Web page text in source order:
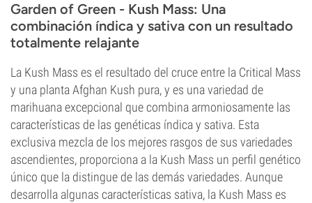
Garden of Green - Kush Mass: Una
combinación índica y sativa con un resultado
totalmente relajante
La Kush Mass es el resultado del cruce entre la Critical Mass
y una planta Afghan Kush pura, y es una variedad de
marihuana excepcional que combina armoniosamente las
características de las genéticas índica y sativa. Esta
exclusiva mezcla de los mejores rasgos de sus variedades
ascendientes, proporciona a la Kush Mass un perfil genético
único que la distingue de las demás variedades. Aunque
desarrolla algunas características sativa, la Kush Mass es